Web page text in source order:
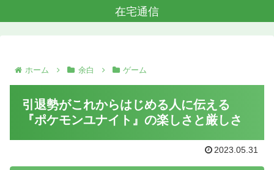
在宅通信
ホーム 余白 ゲーム
引退勢がこれからはじめる人に伝える
『ポケモンユナイト』の楽しさと厳しさ
2023.05.31